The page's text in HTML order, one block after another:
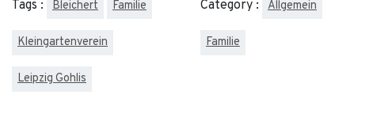
Tags : Bleichert Familie
Kleingartenverein
Leipzig Gohlis
Category : Allgemein
Familie